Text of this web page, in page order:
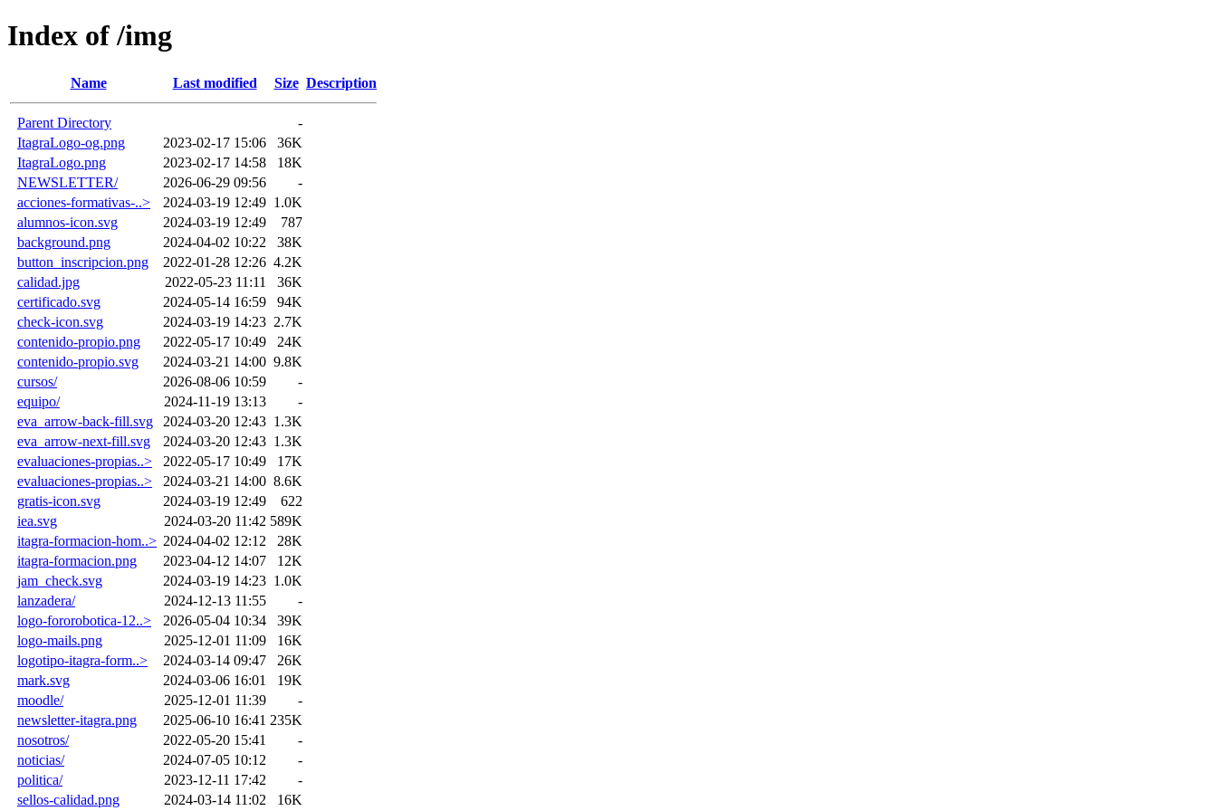
Index of /img
Name Last modified Size Description
Parent Directory
-
ItagraLogo-og.png
2023-02-17 15:06
36K
ItagraLogo.png
2023-02-17 14:58
18K
NEWSLETTER/
2026-06-29 09:56
-
acciones-formativas-..>
2024-03-19 12:49 1.0K
alumnos-icon.svg
2024-03-19 12:49
787
background.png
2024-04-02 10:22
38K
button_inscripcion.png
2022-01-28 12:26 4.2K
calidad.jpg
2022-05-23 11:11
36K
certificado.svg
2024-05-14 16:59
94K
check-icon.svg
2024-03-19 14:23 2.7K
contenido-propio.png
2022-05-17 10:49
24K
contenido-propio.svg
2024-03-21 14:00 9.8K
cursos/
2026-08-06 10:59
-
equipo/
2024-11-19 13:13
-
eva_arrow-back-fill.svg
2024-03-20 12:43 1.3K
eva_arrow-next-fill.svg
2024-03-20 12:43 1.3K
evaluaciones-propias..>
2022-05-17 10:49
17K
evaluaciones-propias..>
2024-03-21 14:00 8.6K
gratis-icon.svg
2024-03-19 12:49
622
iea.svg
2024-03-20 11:42 589K
itagra-formacion-hom..> 2024-04-02 12:12
28K
itagra-formacion.png
2023-04-12 14:07
12K
jam_check.svg
2024-03-19 14:23 1.0K
lanzadera/
2024-12-13 11:55
-
logo-fororobotica-12..>
2026-05-04 10:34
39K
logo-mails.png
2025-12-01 11:09
16K
logotipo-itagra-form..>
2024-03-14 09:47
26K
mark.svg
2024-03-06 16:01
19K
moodle/
2025-12-01 11:39
-
newsletter-itagra.png
2025-06-10 16:41 235K
nosotros/
2022-05-20 15:41
-
noticias/
2024-07-05 10:12
-
politica/
2023-12-11 17:42
-
sellos-calidad.png
2024-03-14 11:02 16K